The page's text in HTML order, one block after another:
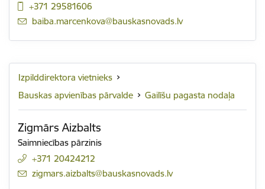
+371 29581606
E-pasts:
baiba.marcenkova@bauskasnovads.lv
Izpilddirektora vietnieks
Bauskas apvienības pārvalde
Gailīšu pagasta nodaļa
Zigmārs Aizbalts
Saimniecības pārzinis
+371 20424212
E-pasts:
zigmars.aizbalts@bauskasnovads.lv